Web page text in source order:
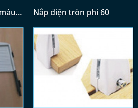
Nắp điện tròn phi 60